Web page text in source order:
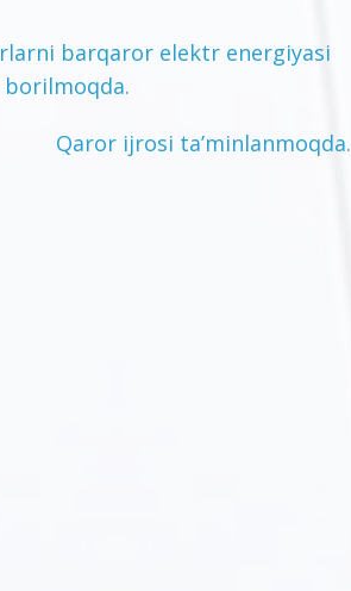
barqaror elektr energiyasi
borilmoqda.
Qaror ijrosi ta’minlanmoqda.